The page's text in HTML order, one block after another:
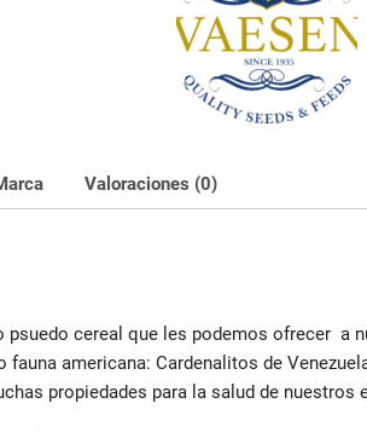
Valoraciones (0)
cereal que les podemos ofrecer a
americana: Cardenalitos de
propiedades para la salud de nuestros